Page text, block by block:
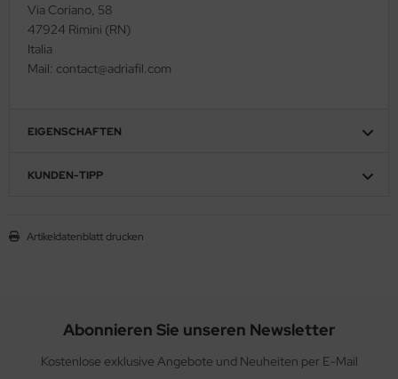
Via Coriano, 58
47924 Rimini (RN)
Italia
Mail: contact@adriafil.com
EIGENSCHAFTEN
KUNDEN-TIPP
Artikeldatenblatt drucken
Abonnieren Sie unseren Newsletter
Kostenlose exklusive Angebote und Neuheiten per E-Mail